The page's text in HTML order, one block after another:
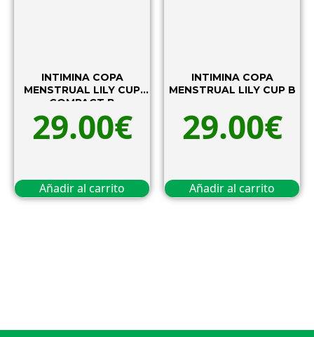
INTIMINA COPA
MENSTRUAL LILY CUP
COMPACT B
29.00€
Añadir al carrito
INTIMINA COPA
MENSTRUAL LILY CUP B
29.00€
Añadir al carrito